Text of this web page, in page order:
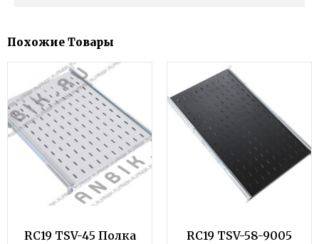
Похожие Товары
RC19 TSV-45 Полка
RC19 TSV-58-9005